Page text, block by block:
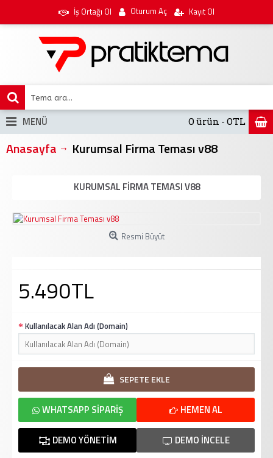
İş Ortağı Ol Oturum Aç Kayıt Ol
0 ürün - 0TL
MENÜ
Anasayfa Kurumsal Firma Teması v88
KURUMSAL FIRMA TEMASI V88
Resmi Büyüt
5.490TL
Kullanılacak Alan Adı (Domain)
SEPETE EKLE
HEMEN AL
WHATSAPP SIPARIŞ
DEMO İNCELE
DEMO YÖNETIM